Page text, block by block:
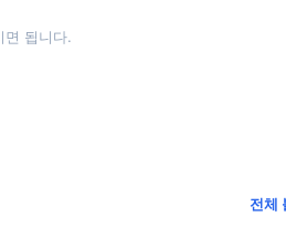
면 됩니다.
전체